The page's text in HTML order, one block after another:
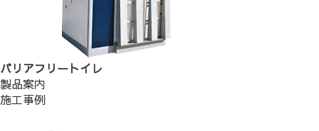
バリアフリートイレ
製品案内
施工事例